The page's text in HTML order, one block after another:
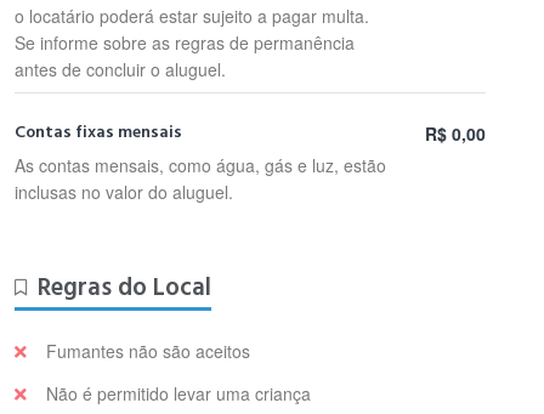
o locatário poderá estar sujeito a pagar multa.
Se informe sobre as regras de permanência
antes de concluir o aluguel.
Contas fixas mensais
As contas mensais, como água, gás e luz, estão
inclusas no valor do aluguel.
R$ 0,00
Regras do Local
Fumantes não são aceitos
Não é permitido levar uma criança